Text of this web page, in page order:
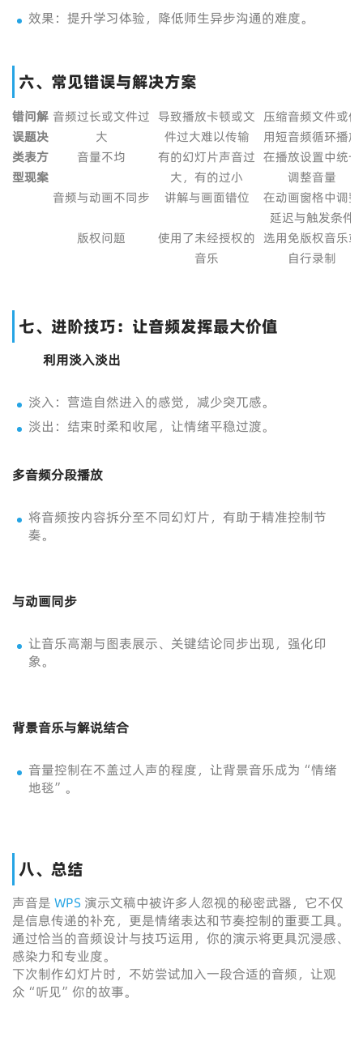
效果：提升学习体验，降低师生异步沟通的难度。
六、常见错误与解决方案
错
误
类
型
问
题
表
现
解
决
方
案
音频过长或文件过
大
导致播放卡顿或文
件过大难以传输
压缩音频文件或使
用短音频循环播放
音量不均
有的幻灯片声音过
大，有的过小
在播放设置中统一
调整音量
音频与动画不同步
讲解与画面错位
在动画窗格中调整
延迟与触发条件
版权问题
使用了未经授权的
音乐
选用免版权音乐或
自行录制
七、进阶技巧：让音频发挥最大价值
利用淡入淡出
淡入：营造自然进入的感觉，减少突兀感。
淡出：结束时柔和收尾，让情绪平稳过渡。
多音频分段播放
将音频按内容拆分至不同幻灯片，有助于精准控制节
奏。
与动画同步
让音乐高潮与图表展示、关键结论同步出现，强化印
象。
背景音乐与解说结合
音量控制在不盖过人声的程度，让背景音乐成为“情绪
地毯”。
八、总结
声音是 WPS 演示文稿中被许多人忽视的秘密武器，它不仅
是信息传递的补充，更是情绪表达和节奏控制的重要工具。
通过恰当的音频设计与技巧运用，你的演示将更具沉浸感、
感染力和专业度。
下次制作幻灯片时，不妨尝试加入一段合适的音频，让观
众“听见”你的故事。